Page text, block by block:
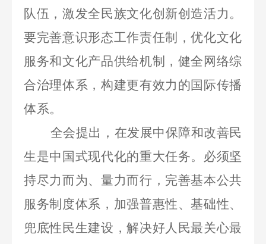
队伍，激发全民族文化创新创造活力。
要完善意识形态工作责任制，优化文化
服务和文化产品供给机制，健全网络综
合治理体系，构建更有效力的国际传播
体系。
全会提出，在发展中保障和改善民
生是中国式现代化的重大任务。必须坚
持尽力而为、量力而行，完善基本公共
服务制度体系，加强普惠性、基础性、
兜底性民生建设，解决好人民最关心最